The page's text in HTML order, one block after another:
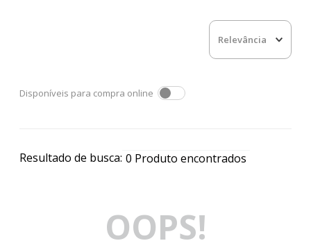
Disponíveis para compra online
Relevância
Resultado de busca: 0 Produto
OOPS!